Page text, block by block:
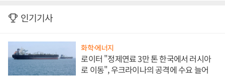
인기기사
화학·에너지
로이터 "정제연료 3만 톤 한국에서 러시아
로 이동", 우크라이나의 공격에 수요 늘어